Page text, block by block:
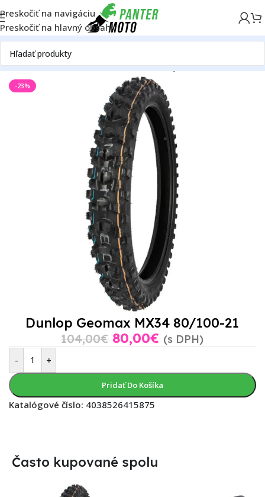
Preskočiť na navigáciu
Preskočiť na hlavný obsah
DomovOFF ROADRámKolesáPneumatiky
-23%
Dunlop Geomax MX34 80/100-21
104,00€ 80,00€ (s DPH)
- +
Pridať Do Košíka
Katalógové číslo: 4038526415875
Často kupované spolu